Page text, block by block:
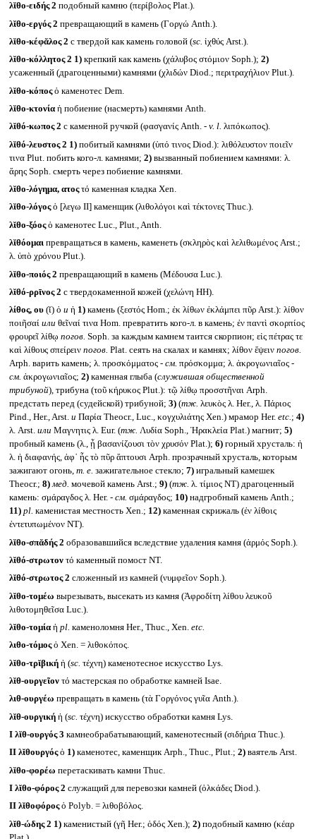
λῐθο-ειδής 2 подобный камню (περίβολος Plat.).
λῐθο-εργός 2 превращающий в камень (Γοργώ Anth.).
λῐθο-κέφᾰλος 2 с твердой как камень головой (sc. ἰχθύς Arst.).
λῐθο-κόλλητος 2 1)крепкий как камень (χάλυβος στόμιον Soph.); 2)
усаженный (драгоценными) камнями (χλιδών Diod.; περιτραχήλιον Plut.).
λῐθο-κόποςὁ каменотес Dem.
λῐθο-κτονία ἡ побиение (насмерть) камнями Anth.
λῐθό-κωπος 2 с каменной ручкой (φασγανίς Anth. - v. l. λιπόκωπος).
λῐθό-λευστος 2 1)побитый камнями (ὑπό τινος Diod.): λιθόλευστον ποιεῖν
τινα Plut. побить кого-л. камнями; 2)вызванный побиением камнями: λ.
ἄρης Soph. смерть через побиение камнями.
λῐθο-λόγημα, ατοςτό каменная кладка Xen.
λῐθο-λόγοςὁ [λεγω II] каменщик (λιθολόγοι καὶ τέκτονες Thuc.).
λῐθο-ξόοςὁ каменотес Luc., Plut., Anth.
λῐθόομαι превращаться в камень, каменеть (σκληρὸς καὶ λελιθωμένος Arst.;
λ. ὑπὸ χρόνου Plut.).
λῐθο-ποιός 2 превращающий в камень (Μέδουσα Luc.).
λῐθό-ρρῑνος 2 с твердокаменной кожей (χελώνη HH).
λίθος, ου(ῐ) ὁ и ἡ 1)камень (ξεστός Hom.; ἐκ λίθων ἐκλάμπει πῦρ Arst.): λίθον
ποιῆσαί или θεῖναί τινα Hom. превратить кого-л. в камень; ἐν παντὶ σκορπίος
φρουρεῖ λίθῳ погов. Soph. за каждым камнем таится скорпион; εἰς πέτρας τε
καὶ λίθους σπείρειν погов. Plat. сеять на скалах и камнях; λίθον ἕψειν погов.
Arph. варить камень; λ. προσκόμματος - см. πρόσκομμα; λ. ἀκρογωνιαῖος -
см. ἀκρογωνιαῖος; 2)каменная глыба (служившая общественной
трибуной),трибуна (τοῦ κήρυκος Plut.): τῷ λίθῳ προσστῆναι Arph.
предстать перед (судейской) трибуной; 3)(тж. λευκὸς λ. Her., λ. Πάριος
Pind., Her., Arst. и Παρία Theocr., Luc., κογχυλιάτης Xen.) мрамор Her. etc.; 4)
λ. Arst. или Μαγνητις λ. Eur. (тж. Λυδία Soph., Ἡρακλεία Plat.) магнит; 5)
пробный камень (λ., ᾗ βασανίζουσι τὸν χρυσόν Plat.); 6)горный хрусталь: ἡ
λ. ἡ διαφανής, ἀφ᾽ ἧς τὸ πῦρ ἅπτουσι Arph. прозрачный хрусталь, которым
зажигают огонь, т. е. зажигательное стекло; 7)игральный камешек
Theocr.; 8) мед. мочевой камень Arst.; 9)(тж. λ. τίμιος NT) драгоценный
камень: σμάραγδος λ. Her. - см. σμάραγδος; 10)надгробный камень Anth.;
11) pl. каменистая местность Xen.; 12)каменная скрижаль (ἐν λίθοις
ἐντετυπωμένον NT).
λῐθο-σπᾰδής 2 образовавшийся вследствие удаления камня (ἁρμός Soph.).
λῐθό-στρωτον τό каменный помост NT.
λῐθό-στρωτος 2 сложенный из камней (νυμφεῖον Soph.).
λῐθο-τομέω вырезывать, высекать из камня (Ἀφροδίτη λίθου λευκοῦ
λιθοτομηθεῖσα Luc.).
λῐθο-τομία ἡ pl. каменоломня Her., Thuc., Xen. etc.
λιθο-τόμοςὁ Xen. = λιθοκόπος.
λῐθο-τρῐβική ἡ (sc. τέχνη) каменотесное искусство Lys.
λῐθ-ουργεῖον τό мастерская по обработке камней Isae.
λιθ-ουργέω превращать в камень (τὰ Γοργόνος γυῖα Anth.).
λῐθ-ουργική ἡ (sc. τέχνη) искусство обработки камня Lys.
I λῐθ-ουργός 3 камнеобрабатывающий, каменотесный (σιδήρια Thuc.).
II λῐθουργόςὁ 1)каменотес, каменщик Arph., Thuc., Plut.; 2)ваятель Arst.
λῐθο-φορέω перетаскивать камни Thuc.
I λῐθο-φόρος 2 служащий для перевозки камней (ὁλκάδες Diod.).
II λῐθοφόροςὁ Polyb. = λιθοβόλος.
λῐθ-ώδης 2 1)каменистый (γῆ Her.; ὁδός Xen.); 2)подобный камню (κέαρ